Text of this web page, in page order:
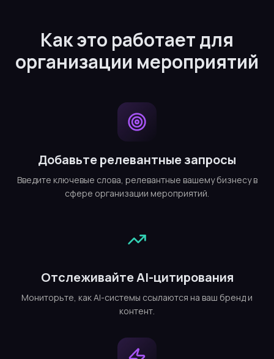
Как это работает для
организации мероприятий
Добавьте релевантные запросы
Введите ключевые слова, релевантные вашему бизнесу в
сфере организации мероприятий.
Отслеживайте AI-цитирования
Мониторьте, как AI-системы ссылаются на ваш бренд и
контент.